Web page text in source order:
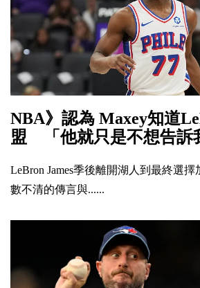
NBA》認為 Maxey知道
盟 「他就只是不想告訴
LeBron James季後離開湖人到最終選
數不清的傳言與......